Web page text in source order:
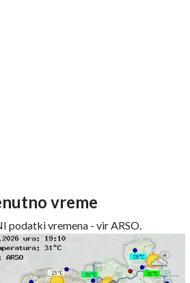
vreme
podatki vremena - vir ARSO.